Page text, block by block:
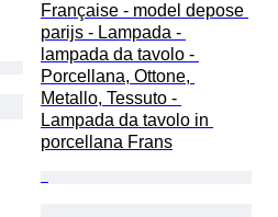
Française - model depose
parijs - Lampada -
lampada da tavolo -
Porcellana, Ottone,
Metallo, Tessuto -
Lampada da tavolo in
porcellana Frans